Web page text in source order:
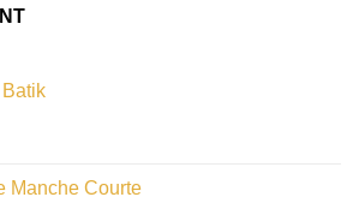
Manche Courte